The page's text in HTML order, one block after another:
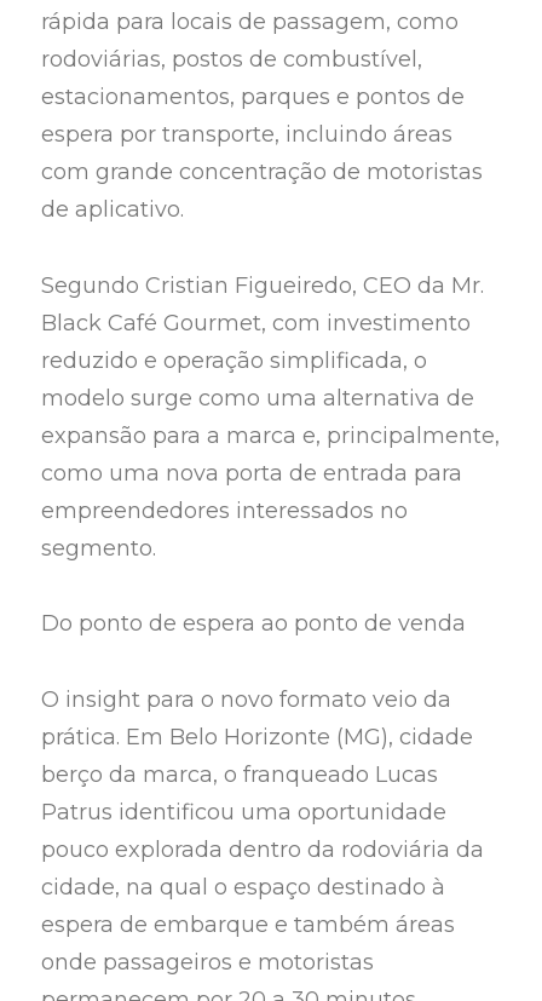
rápida para locais de passagem, como
rodoviárias, postos de combustível,
estacionamentos, parques e pontos de
espera por transporte, incluindo áreas
com grande concentração de motoristas
de aplicativo.
Segundo Cristian Figueiredo, CEO da Mr.
Black Café Gourmet, com investimento
reduzido e operação simplificada, o
modelo surge como uma alternativa de
expansão para a marca e, principalmente,
como uma nova porta de entrada para
empreendedores interessados no
segmento.
Do ponto de espera ao ponto de venda
O insight para o novo formato veio da
prática. Em Belo Horizonte (MG), cidade
berço da marca, o franqueado Lucas
Patrus identificou uma oportunidade
pouco explorada dentro da rodoviária da
cidade, na qual o espaço destinado à
espera de embarque e também áreas
onde passageiros e motoristas